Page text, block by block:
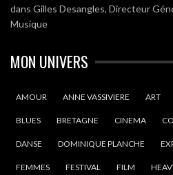
dans Gilles Desangles, Directeur
Musique
MON UNIVERS
AMOUR ANNE VASSIVIERE ART
BLUES BRETAGNE CINEMA
DANSE DOMINIQUE PLANCHE
FEMMES FESTIVAL FILM